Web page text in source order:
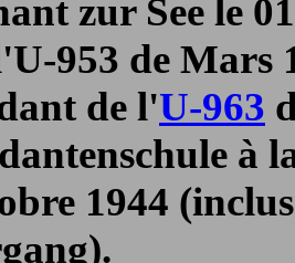
zur See le
953 de Mars
de l'U-963
à
1944